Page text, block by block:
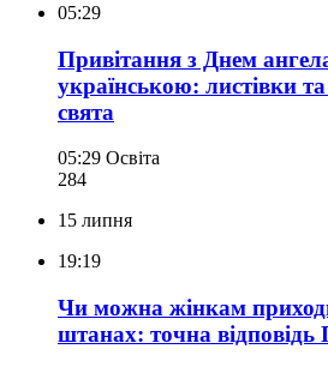
05:29
Привітання з Днем
українською: листівки
свята
05:29 Освіта
284
15 липня
19:19
Чи можна жінкам
штанах: точна